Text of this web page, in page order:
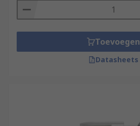
Toevoegen
Datasheets